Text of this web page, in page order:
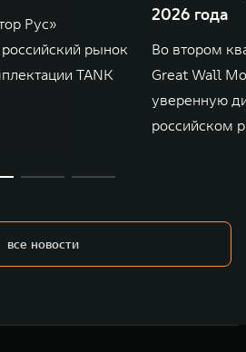
Рус»
рынок
TANK
2026 года
Во втором
Great Wall
уверенную
российском
все новости